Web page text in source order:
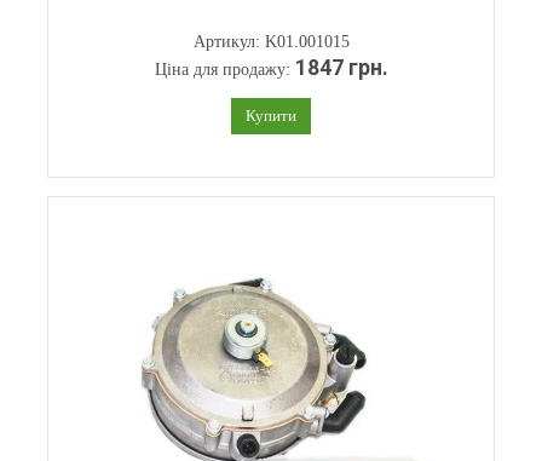
Артикул: K01.001015
Ціна для продажу: 1847 грн.
Купити